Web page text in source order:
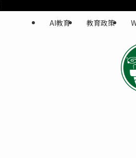
AI教育 教育政策